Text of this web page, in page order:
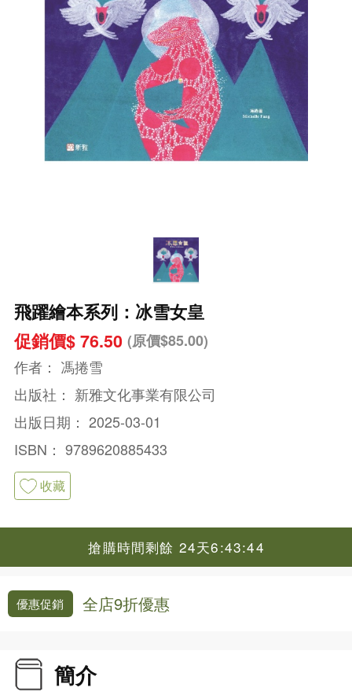
飛躍繪本系列：冰雪女皇
促銷價$ 76.50 (原價$85.00)
作者： 馮捲雪
出版社： 新雅文化事業有限公司
出版日期： 2025-03-01
ISBN： 9789620885433
收藏
搶購時間剩餘 24天6:43:44
優惠促銷 全店9折優惠
簡介